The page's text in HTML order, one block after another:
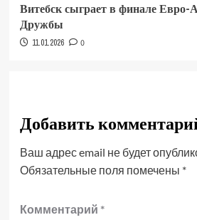
Витебск сыграет в финале Евро-
Дружбы
11.01.2026 0
Добавить
Ваш адрес email не будет
Обязательные поля помечены *
Комментарий *